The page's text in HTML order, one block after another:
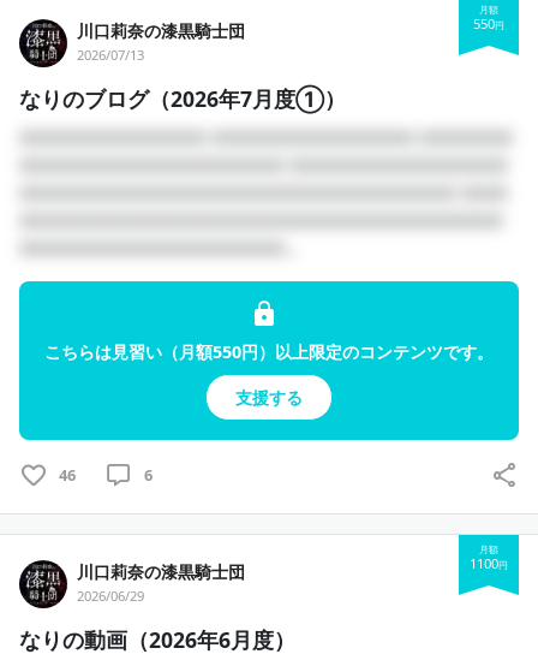
川口莉奈の漆黒騎士団
2026/07/13
月額
550円
なりのブログ（2026年7月度①）
こちらは見習い（月額550円）以上限定のコンテンツです。
支援する
46 6
川口莉奈の漆黒騎士団
2026/06/29
月額
1100円
なりの動画（2026年6月度）